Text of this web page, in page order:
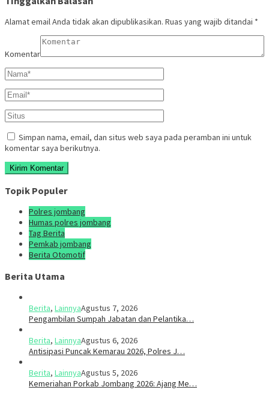
Alamat email Anda tidak akan dipublikasikan. Ruas yang wajib ditandai *
Komentar
Simpan nama, email, dan situs web saya pada peramban ini untuk
komentar saya berikutnya.
Topik Populer
Polres jombang
Humas polres jombang
Tag Berita
Pemkab jombang
Berita Otomotif
Berita Utama
Berita, LainnyaAgustus 7, 2026
Pengambilan Sumpah Jabatan dan Pelantika…
Berita, LainnyaAgustus 6, 2026
Antisipasi Puncak Kemarau 2026, Polres J…
Berita, LainnyaAgustus 5, 2026
Kemeriahan Porkab Jombang 2026: Ajang Me…